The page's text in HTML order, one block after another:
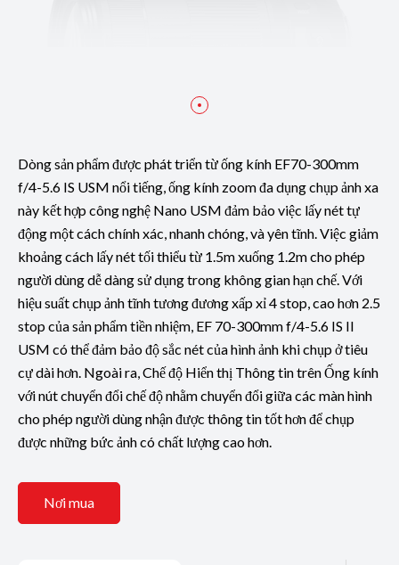
Dòng sản phẩm được phát triển từ ống kính EF70-300mm
f/4-5.6 IS USM nổi tiếng, ống kính zoom đa dụng chụp ảnh xa
này kết hợp công nghệ Nano USM đảm bảo việc lấy nét tự
động một cách chính xác, nhanh chóng, và yên tĩnh. Việc giảm
khoảng cách lấy nét tối thiểu từ 1.5m xuống 1.2m cho phép
người dùng dễ dàng sử dụng trong không gian hạn chế. Với
hiệu suất chụp ảnh tĩnh tương đương xấp xỉ 4 stop, cao hơn 2.5
stop của sản phẩm tiền nhiệm, EF 70-300mm f/4-5.6 IS II
USM có thể đảm bảo độ sắc nét của hình ảnh khi chụp ở tiêu
cự dài hơn. Ngoài ra, Chế độ Hiển thị Thông tin trên Ống kính
với nút chuyển đổi chế độ nhằm chuyển đổi giữa các màn hình
cho phép người dùng nhận được thông tin tốt hơn để chụp
được những bức ảnh có chất lượng cao hơn.
Nơi mua